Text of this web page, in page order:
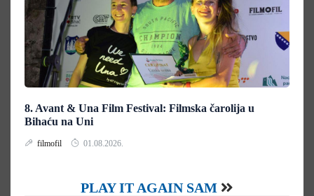
8. Avant & Una Film Festival: Filmska čarolija u
Bihaću na Uni
filmofil 01.08.2026.
PLAY IT AGAIN SAM